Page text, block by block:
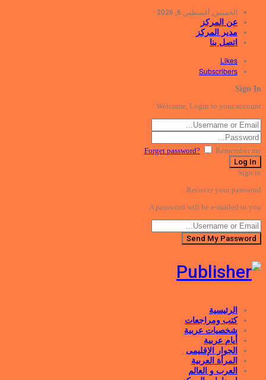
الخميس, أغسطس 6, 2026
عن المركز
مدير المركز
اتصل بنا
Likes
Subscribers
Sign In
Welcome, Login to your account.
Forget password? Remember me
Sign in
Recover your password.
A password will be e-mailed to you.
الرئيسية
كتب ومراجعات
شخصيات عربية
أيام عربية
الجوار الإقليمى
المرأة العربية
العرب و العالم